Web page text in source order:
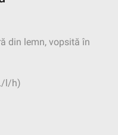
din lemn, vopsită în
l/h)